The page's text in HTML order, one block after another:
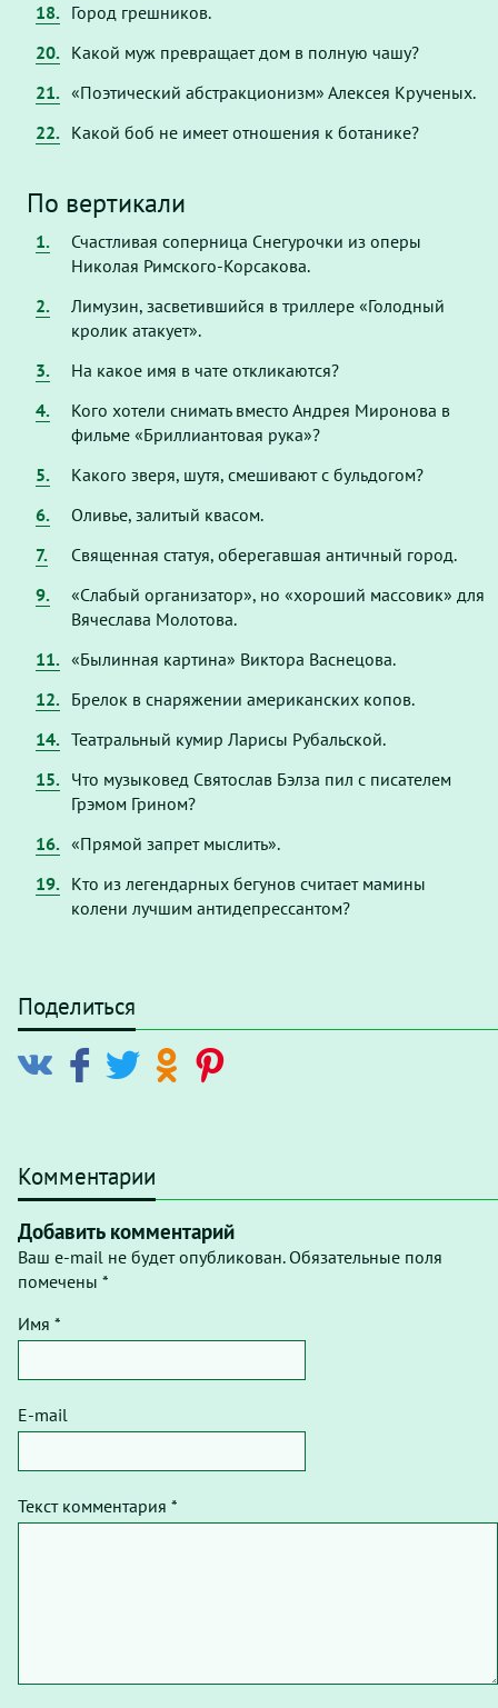
18. Город грешников.
20. Какой муж превращает дом в полную чашу?
21. «Поэтический абстракционизм» Алексея Крученых.
22. Какой боб не имеет отношения к ботанике?
По вертикали
1.
Счастливая соперница Снегурочки из оперы
Николая Римского-Корсакова.
2.
Лимузин, засветившийся в триллере «Голодный
кролик атакует».
3.
На какое имя в чате откликаются?
4.
Кого хотели снимать вместо Андрея Миронова в
фильме «Бриллиантовая рука»?
5.
Какого зверя, шутя, смешивают с бульдогом?
6.
Оливье, залитый квасом.
7.
Священная статуя, оберегавшая античный город.
9.
«Слабый организатор», но «хороший массовик» для
Вячеслава Молотова.
11. «Былинная картина» Виктора Васнецова.
12. Брелок в снаряжении американских копов.
14. Театральный кумир Ларисы Рубальской.
15. Что музыковед Святослав Бэлза пил с писателем
Грэмом Грином?
16. «Прямой запрет мыслить».
19. Кто из легендарных бегунов считает мамины
колени лучшим антидепрессантом?
Поделиться
Комментарии
Добавить комментарий
Ваш e-mail не будет опубликован. Обязательные поля
помечены *
Имя *
E-mail
Текст комментария *